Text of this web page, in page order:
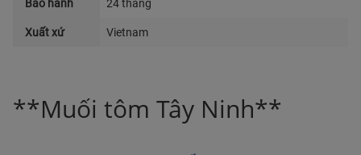
Bảo hành 24 tháng
Xuất xứ Vietnam
**Muối tôm Tây Ninh**